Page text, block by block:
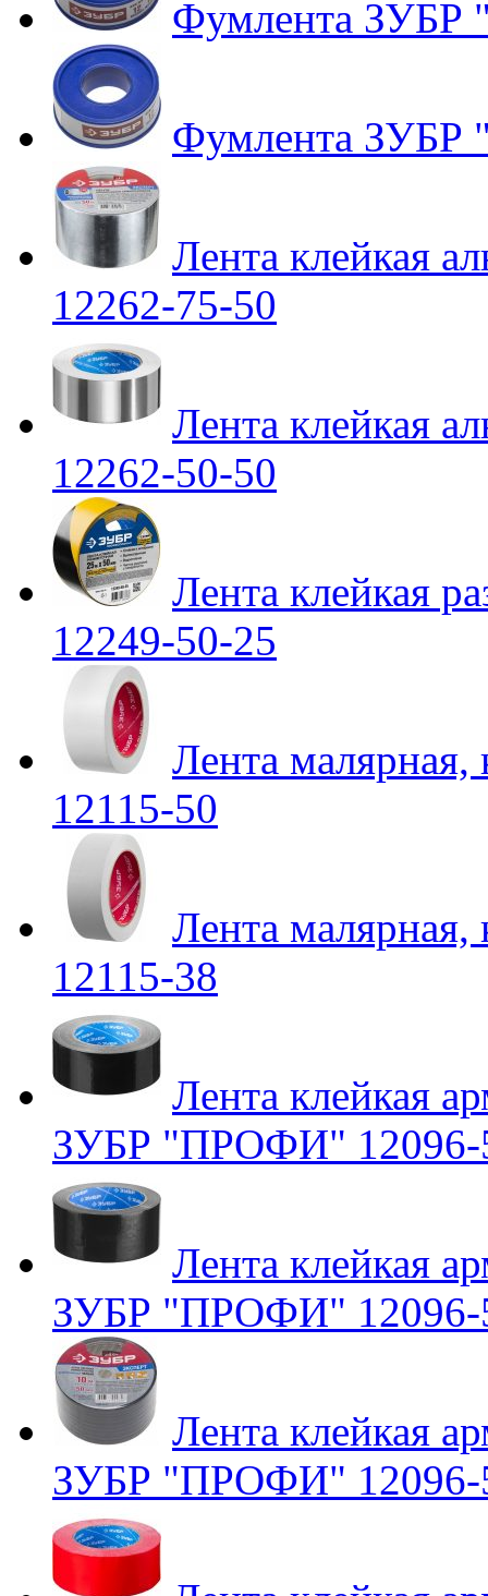
Фумлента ЗУБР
Фумлента ЗУБР
Лента клейкая
12262-75-50
Лента клейкая
12262-50-50
Лента клейкая
12249-50-25
Лента
12115-50
Лента
12115-38
Лента клейкая
ЗУБР "ПРОФИ" 12096-
Лента клейкая
ЗУБР "ПРОФИ" 12096-
Лента клейкая
ЗУБР "ПРОФИ" 12096-